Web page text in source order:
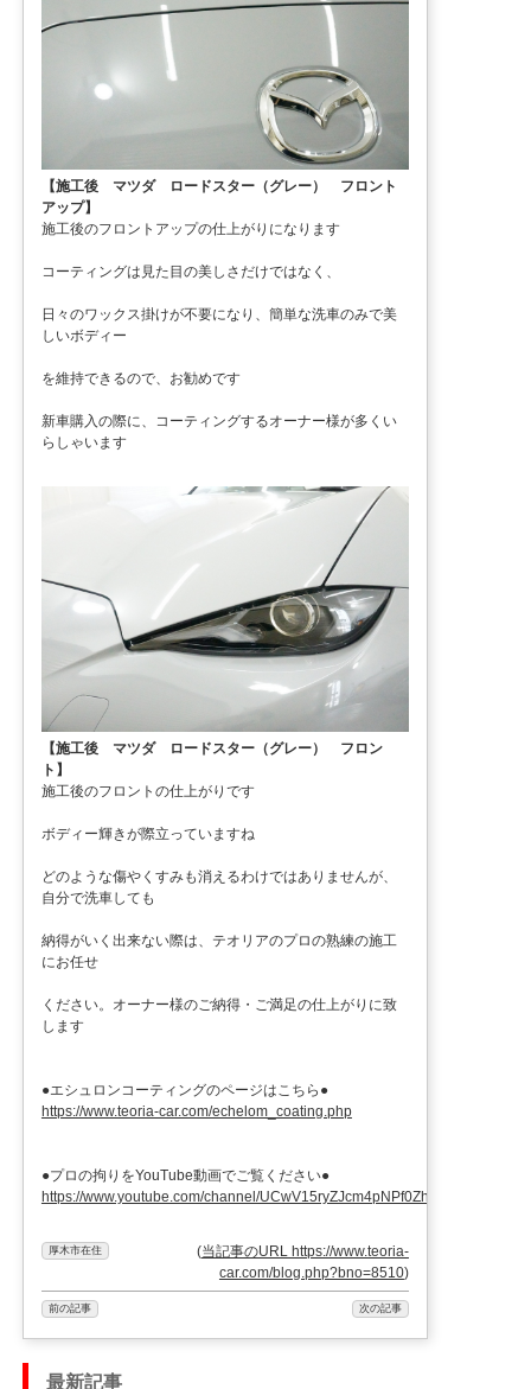
【施工後 マツダ ロードスター（グレー） フロント
アップ】
施工後のフロントアップの仕上がりになります
コーティングは見た目の美しさだけではなく、
日々のワックス掛けが不要になり、簡単な洗車のみで美
しいボディー
を維持できるので、お勧めです
新車購入の際に、コーティングするオーナー様が多くい
らしゃいます
【施工後 マツダ ロードスター（グレー） フロン
ト】
施工後のフロントの仕上がりです
ボディー輝きが際立っていますね
どのような傷やくすみも消えるわけではありませんが、
自分で洗車しても
納得がいく出来ない際は、テオリアのプロの熟練の施工
にお任せ
ください。オーナー様のご納得・ご満足の仕上がりに致
します
●エシュロンコーティングのページはこちら●
https://www.teoria-car.com/echelom_coating.php
●プロの拘りをYouTube動画でご覧ください●
https://www.youtube.com/channel/UCwV15ryZJcm4pNPf0ZhXu9g
厚木市在住 (当記事のURL https://www.teoria-
car.com/blog.php?bno=8510)
前の記事 次の記事
最新記事